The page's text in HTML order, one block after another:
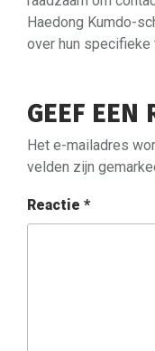
Haedong Kumdo-
over hun specifieke
GEEF EEN
Het e-mailadres
velden zijn
Reactie *